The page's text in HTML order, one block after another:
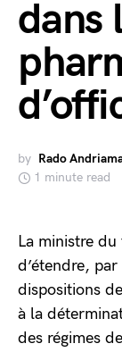
dans
by Rado
1 minute read
La ministre
d’étendre,
dispositions
à la
des régimes